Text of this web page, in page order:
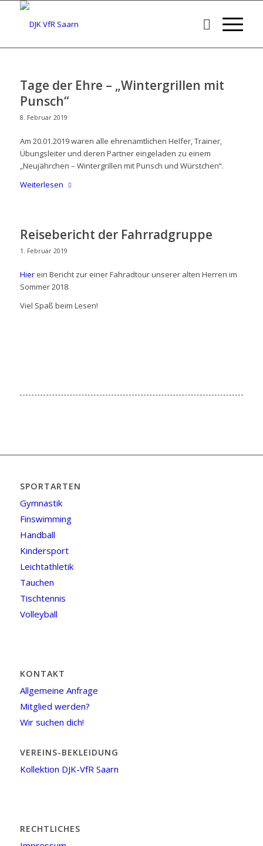
Tage der Ehre – „Wintergrillen mit
Punsch“
8. Februar 2019
Am 20.01.2019 waren alle ehrenamtlichen Helfer, Trainer,
Übungsleiter und deren Partner eingeladen zu einem
„Neujährchen – Wintergrillen mit Punsch und Würstchen“.
Weiterlesen
Reisebericht der Fahrradgruppe
1. Februar 2019
Hierein Bericht zur einer Fahradtour unserer alten Herren im
Sommer 2018.
Viel Spaß beim Lesen!
SPORTARTEN
Gymnastik
Finswimming
Handball
Kindersport
Leichtathletik
Tauchen
Tischtennis
Volleyball
KONTAKT
Allgemeine Anfrage
Mitglied werden?
Wir suchen dich!
VEREINS-BEKLEIDUNG
Kollektion DJK-VfR Saarn
RECHTLICHES